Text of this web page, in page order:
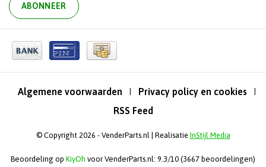
ABONNEER
Algemene voorwaarden Privacy policy en cookies
RSS Feed
© Copyright 2026 - VenderParts.nl | Realisatie InStijl Media
Beoordeling op KiyOh voor VenderParts.nl: 9.3/10 (3667 beoordelingen)